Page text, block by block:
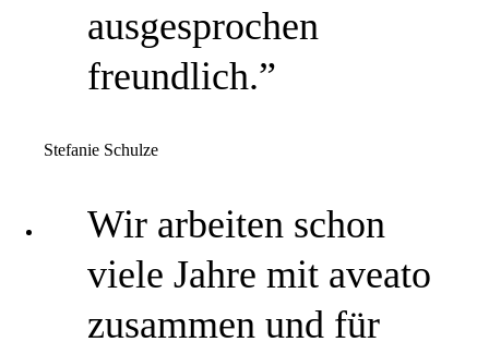
ausgesprochen
freundlich.”
Stefanie Schulze
Wir arbeiten schon
viele Jahre mit aveato
zusammen und für